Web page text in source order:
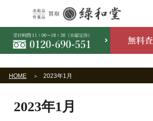
HOME 2023年1月
2023年1月